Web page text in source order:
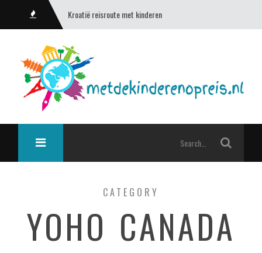
Kroatië reisroute met kinderen
CATEGORY
YOHO CANADA